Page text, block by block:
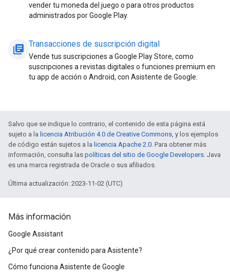
vender tu moneda del juego o para otros productos
administrados por Google Play.
library_books Transacciones de suscripción digital
Vende tus suscripciones a Google Play Store, como
suscripciones a revistas digitales o funciones premium en
tu app de acción o Android, con Asistente de Google.
Salvo que se indique lo contrario, el contenido de esta página está
sujeto a la licencia Atribución 4.0 de Creative Commons, y los ejemplos
de código están sujetos a la licencia Apache 2.0. Para obtener más
información, consulta las políticas del sitio de Google Developers. Java
es una marca registrada de Oracle o sus afiliados.
Última actualización: 2023-11-02 (UTC)
Más información
Google Assistant
¿Por qué crear contenido para Asistente?
Cómo funciona Asistente de Google